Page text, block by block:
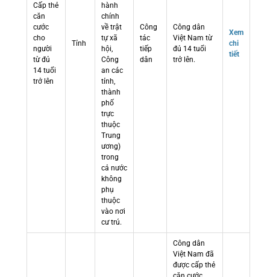
Cấp thẻ
căn
cước
cho
người
từ đủ
14 tuổi
trở lên
Tỉnh
hành
chính
về trật
tự xã
hội,
Công
an các
tỉnh,
thành
phố
trực
thuộc
Trung
ương)
trong
cả nước
không
phụ
thuộc
vào nơi
cư trú.
Công
tác
tiếp
dân
Công dân
Việt Nam từ
đủ 14 tuổi
trở lên.
Xem
chi
tiết
Công dân
Việt Nam đã
được cấp thẻ